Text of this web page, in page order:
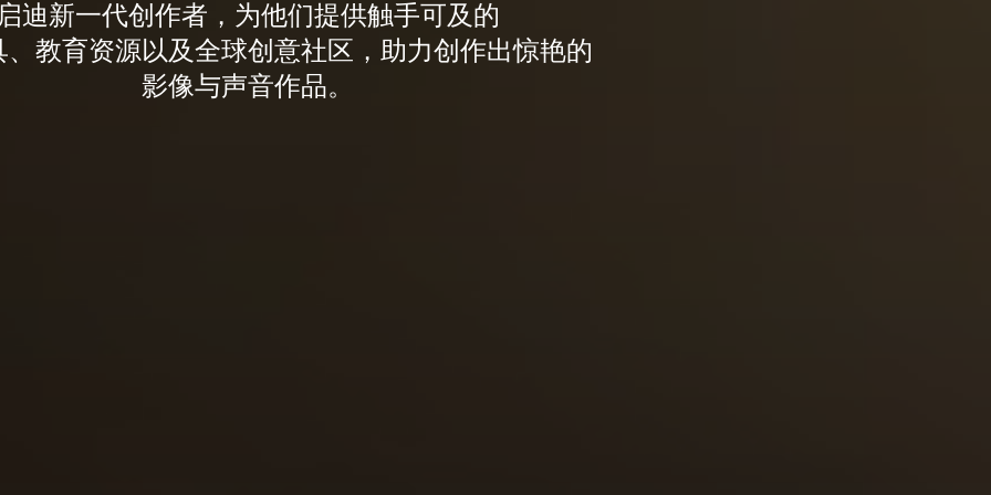
迪新一代创作者，为他们提供触手可及的
、教育资源以及全球创意社区，助力创作出惊艳的
影像与声音作品。